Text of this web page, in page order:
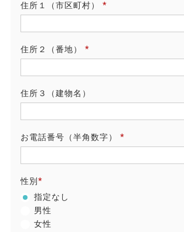
住所１（市区町村）
須)
住所２（番地）
須)
住所３（建物名）
お電話番号（半角数字）
須)
性別
(必
須)
指定なし
男性
女性